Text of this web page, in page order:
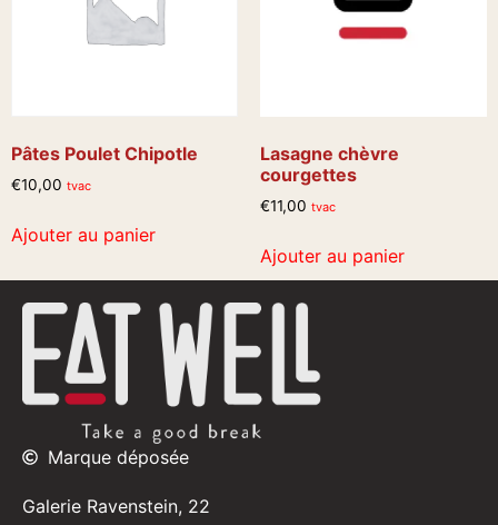
Pâtes Poulet Chipotle
€10,00 tvac
Ajouter au panier
Lasagne chèvre
courgettes
€11,00 tvac
Ajouter au panier
Marque déposée
Galerie Ravenstein, 22